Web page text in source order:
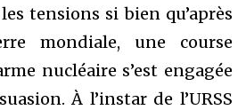
tensions si bien qu’après
mondiale, une course
nucléaire s’est engagée
À l’instar de l’URSS